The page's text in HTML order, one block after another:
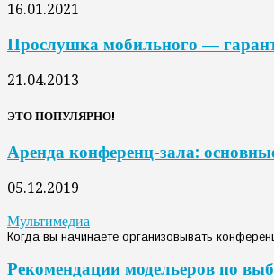
16.01.2021
Прослушка мобильного —
21.04.2013
ЭТО ПОПУЛЯРНО!
Аренда конференц-зала:
05.12.2019
Мультимедиа
Когда вы начинаете организовывать
Рекомендации модельеров по